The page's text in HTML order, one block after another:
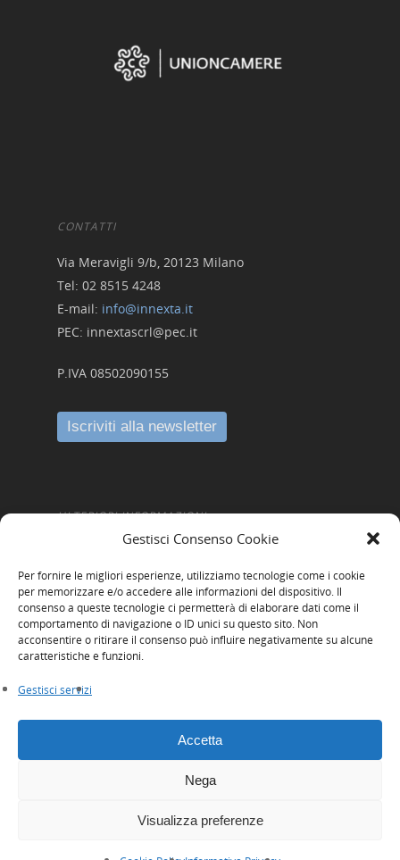
Gestisci Consenso Cookie
Per fornire le migliori esperienze, utilizziamo tecnologie come i cookie
per memorizzare e/o accedere alle informazioni del dispositivo. Il
consenso a queste tecnologie ci permetterà di elaborare dati come il
comportamento di navigazione o ID unici su questo sito. Non
acconsentire o ritirare il consenso può influire negativamente su alcune
caratteristiche e funzioni.
Gestisci servizi
Accetta
Nega
Visualizza preferenze
CONTATTI
Via Meravigli 9/b, 20123 Milano
Tel: 02 8515 4248
E-mail: info@innexta.it
PEC: innextascrl@pec.it
P.IVA 08502090155
ULTERIORI INFORMAZIONI
Informativa Privacy
Cookie Policy
Whistleblowing
© 2026 Innexta scrl. Tutti i diritti riservati